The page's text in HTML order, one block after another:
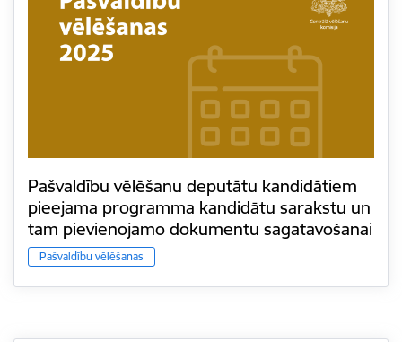
Pašvaldību vēlēšanu deputātu kandidātiem
pieejama programma kandidātu sarakstu un
tam pievienojamo dokumentu sagatavošanai
Pašvaldību vēlēšanas